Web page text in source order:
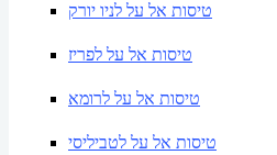
טיסות אל על לניו יורק
טיסות אל על לפריז
טיסות אל על לרומא
טיסות אל על לטביליסי